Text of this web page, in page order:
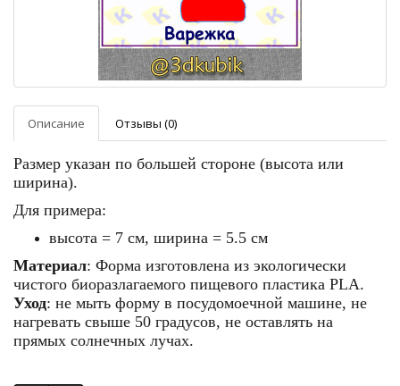
Описание Отзывы (0)
Размер указан по большей стороне (высота или
ширина).
Для примера:
высота = 7 см, ширина = 5.5 см
Материал: Форма изготовлена из экологически
чистого биоразлагаемого пищевого пластика PLA.
Уход: не мыть форму в посудомоечной машине, не
нагревать свыше 50 градусов, не оставлять на
прямых солнечных лучах.